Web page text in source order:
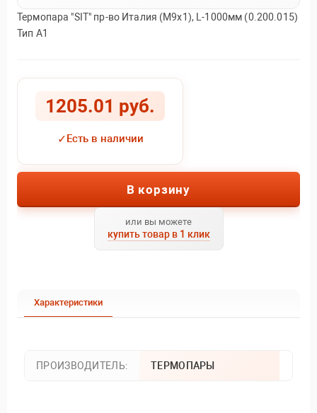
Термопара "SIT" пр-во Италия (М9х1), L-1000мм (0.200.015)
Тип А1
1205.01 руб.
✓Есть в наличии
В корзину
или вы можете
купить товар в 1 клик
Характеристики
ПРОИЗВОДИТЕЛЬ: ТЕРМОПАРЫ